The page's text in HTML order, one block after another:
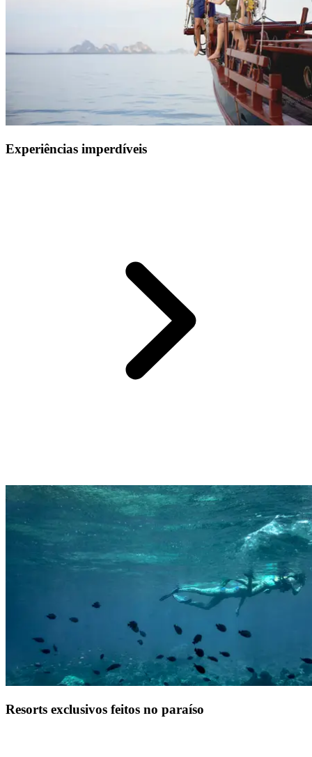
Experiências imperdíveis
Longe do clichê de que o resort All-Inclusive é uma experiência de
praia padronizada, as férias no Club Med têm tudo a ver com o que
você sente, com o que você vai se lembrar e com o fato de você
ficar maravilhado.
Resorts exclusivos feitos no paraíso